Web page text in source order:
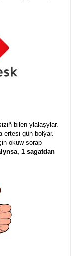
bilen ylalaşylar.
ertesi gün bolýar.
okuw sorap
1 sagatdan